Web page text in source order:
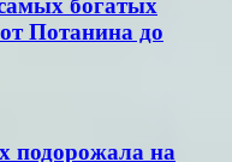
богатых
Потанина до
подорожала на